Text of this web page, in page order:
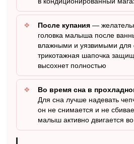
После купания —
головка малыша после
влажными и уязвимыми для
трикотажная шапочка
высохнет полностью
Во время сна в
Для сна лучше надевать
он не снимается и не
малыш активно двигается